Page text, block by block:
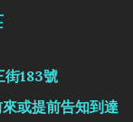
街183號
或提前告知到達